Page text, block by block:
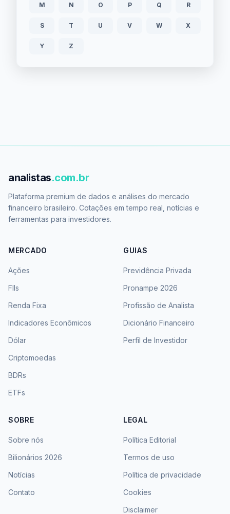
M N O P Q R
S T U V W X
Y Z
analistas.com.br
Plataforma premium de dados e análises do mercado
financeiro brasileiro. Cotações em tempo real, notícias e
ferramentas para investidores.
MERCADO
Ações
FIIs
Renda Fixa
Indicadores Econômicos
Dólar
Criptomoedas
BDRs
ETFs
GUIAS
Previdência Privada
Pronampe 2026
Profissão de Analista
Dicionário Financeiro
Perfil de Investidor
SOBRE
Sobre nós
Bilionários 2026
Notícias
Contato
LEGAL
Política Editorial
Termos de uso
Política de privacidade
Cookies
Disclaimer